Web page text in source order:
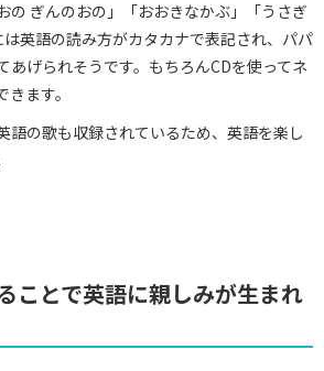
の ぎんのおの」「おおきなかぶ」「うさぎ
英語の読み方がカタカナで表記され、パパ
あげられそうです。もちろんCDを使ってネ
ます。
語の歌も収録されているため、英語を楽し
ことで英語に親しみが生まれ